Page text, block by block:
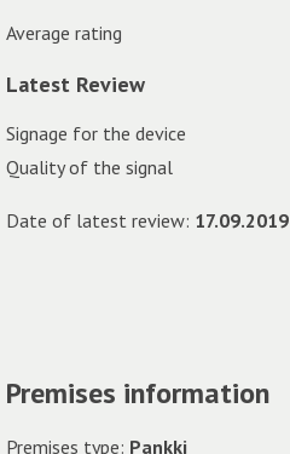
Average rating
Latest Review
Signage for the device
Quality of the signal
Date of latest review: 17.09.2019
Premises information
Premises type: Pankki